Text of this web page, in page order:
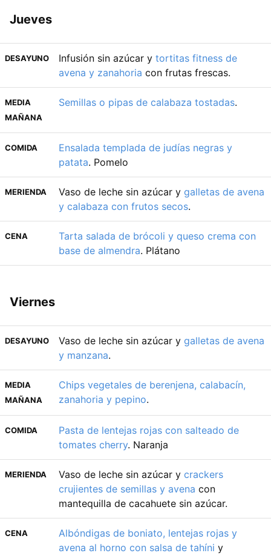
Jueves
DESAYUNO Infusión sin azúcar y tortitas fitness de
avena y zanahoria con frutas frescas.
MEDIA
MAÑANA
Semillas o pipas de calabaza tostadas.
COMIDA
Ensalada templada de judías negras y
patata. Pomelo
MERIENDA Vaso de leche sin azúcar y galletas de avena
y calabaza con frutos secos.
CENA
Tarta salada de brócoli y queso crema con
base de almendra. Plátano
Viernes
DESAYUNO Vaso de leche sin azúcar y galletas de avena
y manzana.
MEDIA
MAÑANA
Chips vegetales de berenjena, calabacín,
zanahoria y pepino.
COMIDA
Pasta de lentejas rojas con salteado de
tomates cherry. Naranja
MERIENDA Vaso de leche sin azúcar y crackers
crujientes de semillas y avena con
mantequilla de cacahuete sin azúcar.
CENA
Albóndigas de boniato, lentejas rojas y
avena al horno con salsa de tahíni y